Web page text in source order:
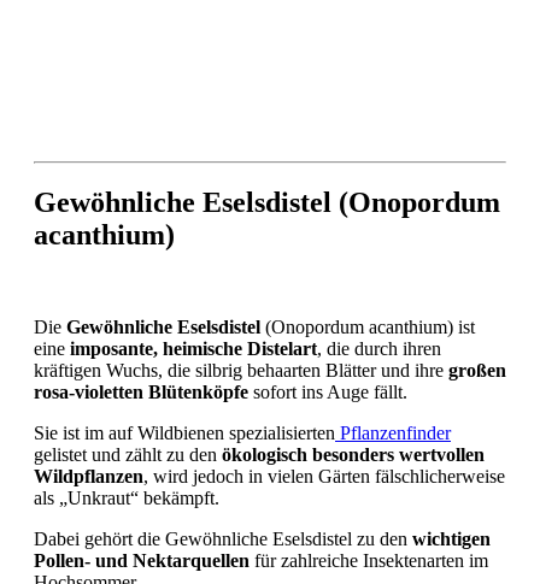
Gewöhnliche Eselsdistel (Onopordum
acanthium)
Die Gewöhnliche Eselsdistel (Onopordum acanthium) ist
eine imposante, heimische Distelart, die durch ihren
kräftigen Wuchs, die silbrig behaarten Blätter und ihre großen
rosa-violetten Blütenköpfe sofort ins Auge fällt.
Sie ist im auf Wildbienen spezialisierten Pflanzenfinder
gelistet und zählt zu den ökologisch besonders wertvollen
Wildpflanzen, wird jedoch in vielen Gärten fälschlicherweise
als „Unkraut“ bekämpft.
Dabei gehört die Gewöhnliche Eselsdistel zu den wichtigen
Pollen- und Nektarquellen für zahlreiche Insektenarten im